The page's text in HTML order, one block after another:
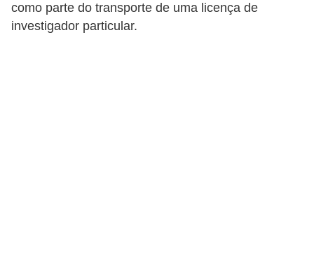
como parte do transporte de uma licença de
investigador particular.